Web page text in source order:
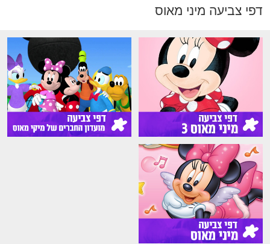
דפי צביעה מיני מאוס